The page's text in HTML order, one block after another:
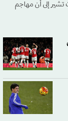
تشير إلى أن مهاجم